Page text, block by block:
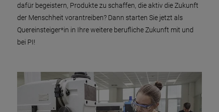
dafür begeistern, Produkte zu schaffen, die aktiv die Zukunft
der Menschheit vorantreiben? Dann starten Sie jetzt als
Quereinsteiger*in in Ihre weitere berufliche Zukunft mit und
bei PI!